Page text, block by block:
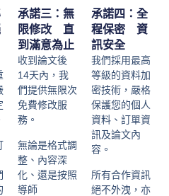
承諾三：無
限修改 直
到滿意為止
收到論文後
14天內，我
們提供無限次
免費修改服
務。
無論是格式調
整、內容深
化、還是按照
導師
承諾四：全
程保密 資
訊安全
我們採用最高
等級的資料加
密技術，嚴格
保護您的個人
資料、訂單資
訊及論文內
容。
所有合作資訊
絕不外洩，亦